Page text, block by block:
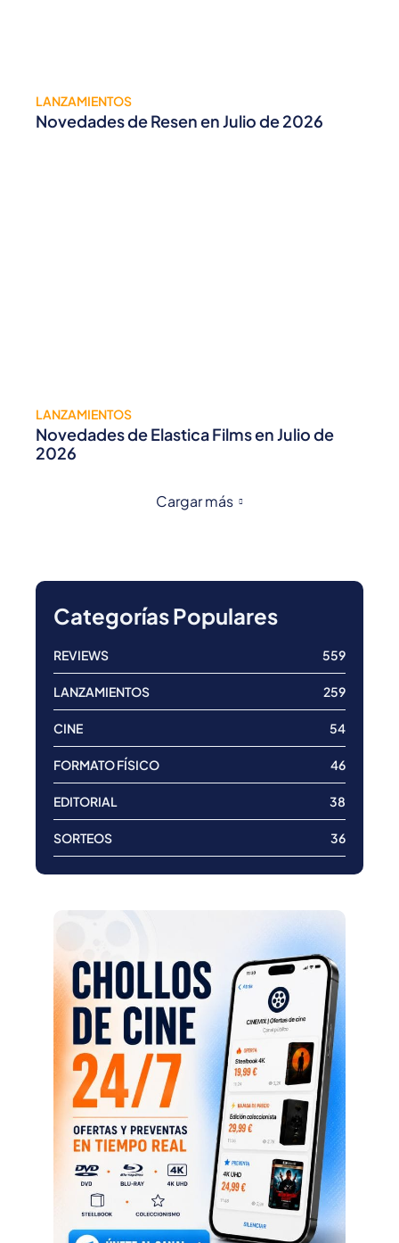
LANZAMIENTOS
Novedades de Resen en Julio de 2026
LANZAMIENTOS
Novedades de Elastica Films en Julio de
2026
Cargar más
Categorías Populares
REVIEWS 559
LANZAMIENTOS 259
CINE 54
FORMATO FÍSICO 46
EDITORIAL 38
SORTEOS 36